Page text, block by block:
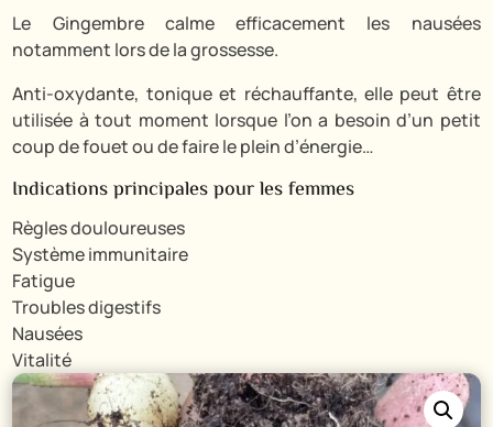
Le Gingembre calme efficacement les nausées
notamment lors de la grossesse.
Anti-oxydante, tonique et réchauffante, elle peut être
utilisée à tout moment lorsque l’on a besoin d’un petit
coup de fouet ou de faire le plein d’énergie…
Indications principales pour les femmes
Règles douloureuses
Système immunitaire
Fatigue
Troubles digestifs
Nausées
Vitalité